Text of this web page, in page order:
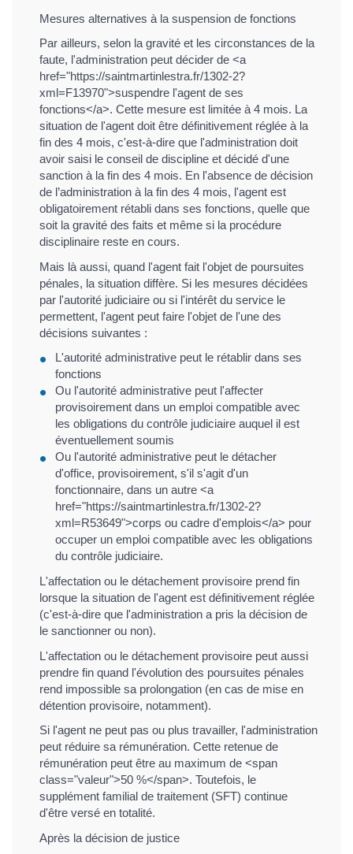
Mesures alternatives à la suspension de fonctions
Par ailleurs, selon la gravité et les circonstances de la
faute, l'administration peut décider de <a
href="https://saintmartinlestra.fr/1302-2?
xml=F13970">suspendre l'agent de ses
fonctions</a>. Cette mesure est limitée à 4 mois. La
situation de l'agent doit être définitivement réglée à la
fin des 4 mois, c'est-à-dire que l'administration doit
avoir saisi le conseil de discipline et décidé d'une
sanction à la fin des 4 mois. En l'absence de décision
de l’administration à la fin des 4 mois, l'agent est
obligatoirement rétabli dans ses fonctions, quelle que
soit la gravité des faits et même si la procédure
disciplinaire reste en cours.
Mais là aussi, quand l'agent fait l'objet de poursuites
pénales, la situation diffère. Si les mesures décidées
par l'autorité judiciaire ou si l'intérêt du service le
permettent, l'agent peut faire l'objet de l'une des
décisions suivantes :
L'autorité administrative peut le rétablir dans ses
fonctions
Ou l'autorité administrative peut l'affecter
provisoirement dans un emploi compatible avec
les obligations du contrôle judiciaire auquel il est
éventuellement soumis
Ou l'autorité administrative peut le détacher
d'office, provisoirement, s'il s'agit d'un
fonctionnaire, dans un autre <a
href="https://saintmartinlestra.fr/1302-2?
xml=R53649">corps ou cadre d'emplois</a> pour
occuper un emploi compatible avec les obligations
du contrôle judiciaire.
L'affectation ou le détachement provisoire prend fin
lorsque la situation de l'agent est définitivement réglée
(c'est-à-dire que l'administration a pris la décision de
le sanctionner ou non).
L'affectation ou le détachement provisoire peut aussi
prendre fin quand l'évolution des poursuites pénales
rend impossible sa prolongation (en cas de mise en
détention provisoire, notamment).
Si l'agent ne peut pas ou plus travailler, l'administration
peut réduire sa rémunération. Cette retenue de
rémunération peut être au maximum de <span
class="valeur">50 %</span>. Toutefois, le
supplément familial de traitement (SFT) continue
d'être versé en totalité.
Après la décision de justice